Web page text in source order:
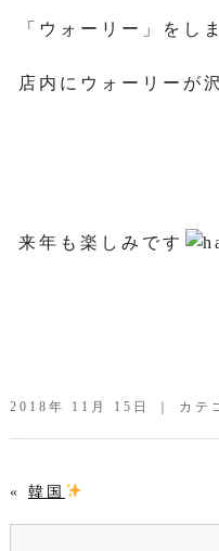
「ウォーリー」をし
店内にウォーリーが
来年も楽しみです
2018年 11月 15日 ｜ カテ
« 韓国